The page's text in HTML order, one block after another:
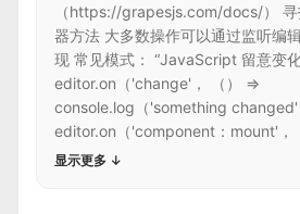
（https://grapesjs.com/docs/） 寻
器方法 大多数操作可以通过监听编
现 常见模式： “JavaScript 留意变
editor.on（'change'， （） =>
console.log（'something changed'
editor.on（'component：mount'，
显示更多 ↓